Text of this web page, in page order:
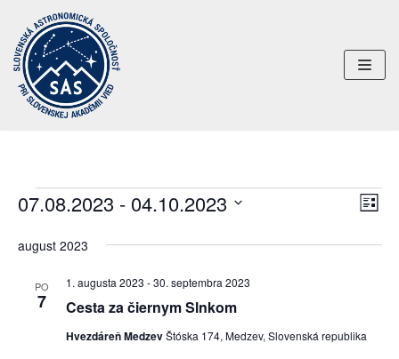
Preskočiť
na
obsah
07.08.2023 - 04.10.2023
dátum.
august 2023
PO
7 Cesta za čiernym Slnkom
1. augusta 2023 -30. septembra 2023
Hvezdáreň MedzevŠtóska 174, Medzev, Slovenská republika